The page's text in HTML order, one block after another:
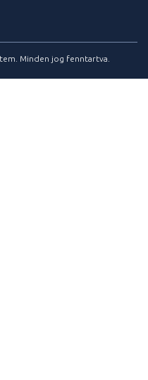
Minden jog fenntartva.